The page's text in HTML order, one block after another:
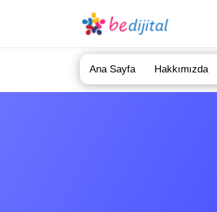
Ana Sayfa Hakkımızda